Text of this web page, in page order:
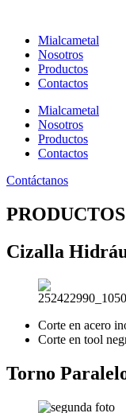
contenidoMialcametal
Nosotros
Productos
Contactos
Mialcametal
Nosotros
Productos
Contactos
Contáctanos
Cizalla
Corte en acero
Corte en tool
Torno